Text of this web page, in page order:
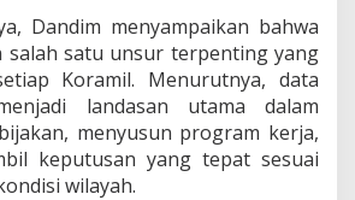
i
k
i
S
e
t
a
Dandim menyampaikan bahwa
salah satu unsur terpenting yang
Koramil. Menurutnya, data
landasan utama dalam
menyusun program kerja,
keputusan yang tepat sesuai
wilayah.